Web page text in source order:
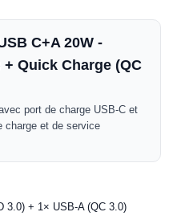
C+A 20W -
Quick Charge (QC
port de charge USB-C et
charge et de service
3.0) + 1× USB-A (QC 3.0)